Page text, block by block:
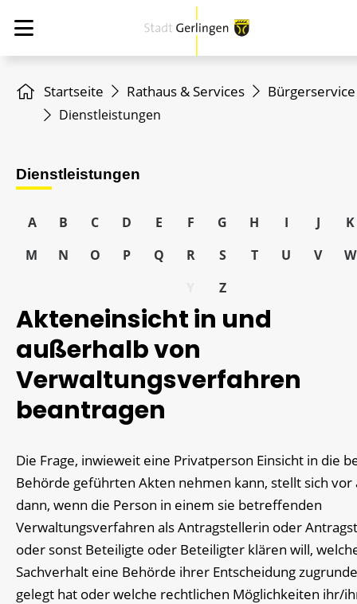
Startseite Rathaus & Services Bürgerservice
Dienstleistungen
Dienstleistungen
A B C D E F G H I J
K
M
N O P Q R S T U V
W
Z
Akteneinsicht in und
außerhalb von
Verwaltungsverfahren
beantragen
Die Frage, inwieweit eine Privatperson Einsicht in die
Behörde geführten Akten nehmen kann, stellt sich vor
dann, wenn die Person in einem sie betreffenden
Verwaltungsverfahren als Antragstellerin oder
oder sonst Beteiligte oder Beteiligter klären will,
Sachverhalt eine Behörde ihrer Entscheidung zugrunde
gelegt hat oder welche rechtlichen Möglichkeiten ihr/